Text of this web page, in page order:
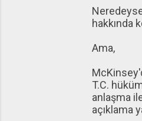
hakkında
Ama,
T.C.
anlaşma
açıklama